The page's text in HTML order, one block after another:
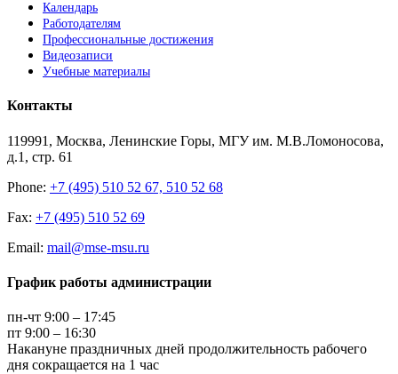
Календарь
Работодателям
Профессиональные достижения
Видеозаписи
Учебные материалы
Контакты
119991, Москва, Ленинские Горы, МГУ им. М.В.Ломоносова,
д.1, стр. 61
Phone: +7 (495) 510 52 67, 510 52 68
Fax: +7 (495) 510 52 69
Email: mail@mse-msu.ru
График работы администрации
пн-чт 9:00 – 17:45
пт 9:00 – 16:30
Накануне праздничных дней продолжительность рабочего
дня сокращается на 1 час